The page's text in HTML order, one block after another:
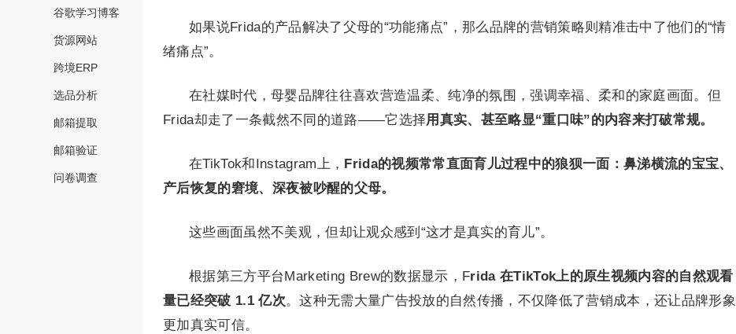
谷歌学习博客
货源网站
跨境ERP
选品分析
邮箱提取
邮箱验证
问卷调查
如果说Frida的产品解决了父母的“功能痛点”，那么品牌的营销策略则精准击中了他们的“情
绪痛点”。
在社媒时代，母婴品牌往往喜欢营造温柔、纯净的氛围，强调幸福、柔和的家庭画面。但
Frida却走了一条截然不同的道路——它选择用真实、甚至略显“重口味”的内容来打破常规。
在TikTok和Instagram上， Frida的视频常常直面育儿过程中的狼狈一面：鼻涕横流的宝宝、
产后恢复的窘境、深夜被吵醒的父母。
这些画面虽然不美观，但却让观众感到“这才是真实的育儿”。
根据第三方平台Marketing Brew的数据显示，Frida 在TikTok上的原生视频内容的自然观看
量已经突破 1.1 亿次。这种无需大量广告投放的自然传播，不仅降低了营销成本，还让品牌形象
更加真实可信。